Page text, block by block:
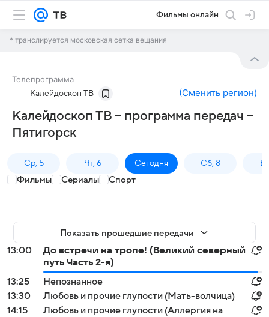
Фильмы онлайн
* транслируется московская сетка вещания
Телепрограмма
Калейдоскоп ТВ (Сменить регион)
Калейдоскоп ТВ – программа передач –
Пятигорск
Ср, 5 Чт, 6 Сегодня Сб, 8
Фильмы Сериалы Спорт
Показать прошедшие передачи
13:00
До встречи на тропе! (Великий северный
путь Часть 2-я)
13:25
Непознанное
13:30
Любовь и прочие глупости (Мать-волчица)
14:15
Любовь и прочие глупости (Аллергия на